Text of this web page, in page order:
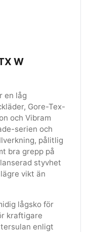
W
en låg
Gore-Tex-
och Vibram
serien och
pålitlig
bra grepp på
styvhet
vikt än
lågsko för
kraftigare
enligt